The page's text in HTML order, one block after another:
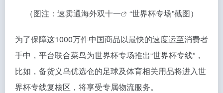
（图注：速卖通海外双十一 “世界杯专场”截图）
为了保障这1000万件中国商品以最快的速度运至消费者
手中，平台联合菜鸟为世界杯专场推出“世界杯专线”，
比如，备货义乌优选仓的足球及体育相关用品将进入世
界杯专线复核区，将享受专属物流服务。